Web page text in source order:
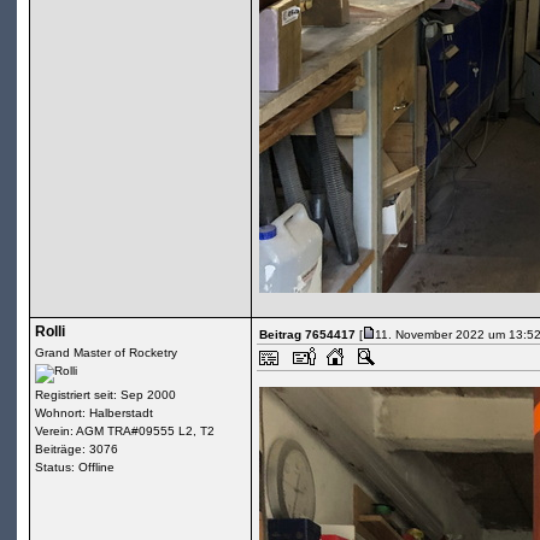
Rolli
Grand Master of Rocketry
Registriert seit: Sep 2000
Wohnort: Halberstadt
Verein: AGM TRA#09555 L2, T2
Beiträge: 3076
Status: Offline
Beitrag 7654417[ 11. November 2022 um